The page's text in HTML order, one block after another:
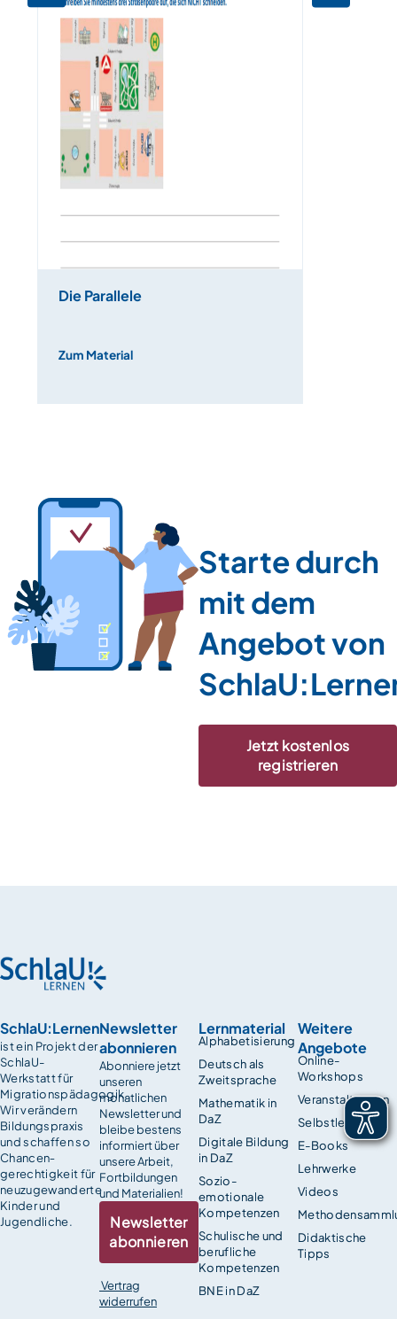
Die Parallele
Zum Material
Starte durch
mit dem
Angebot von
Jetzt kostenlos
registrieren
SchlaU:Lernen
ist ein Projekt der
SchlaU-
Werkstatt für
Migrationspädagogik.
Wir verändern
Bildungspraxis
und schaffen so
Chancen­
gerechtigkeit für
neuzugewanderte
Kinder und
Jugendliche.
Lernmaterial
Alphabetisierung
Deutsch als
Zweitsprache
Mathematik in
DaZ
Digitale Bildung
in DaZ
Sozio-
emotionale
Kompetenzen
Schulische und
berufliche
Kompetenzen
BNE in DaZ
Weitere
Angebote
Online-
Workshops
Veranstaltungen
Selbstlernkurse
E-Books
Lehrwerke
Videos
Didaktische
Tipps
Newsletter
abonnieren
Abonniere jetzt
unseren
monatlichen
Newsletter und
bleibe bestens
informiert über
unsere Arbeit,
Fortbildungen
und Materialien!
Newsletter
abonnieren
Vertrag
widerrufen